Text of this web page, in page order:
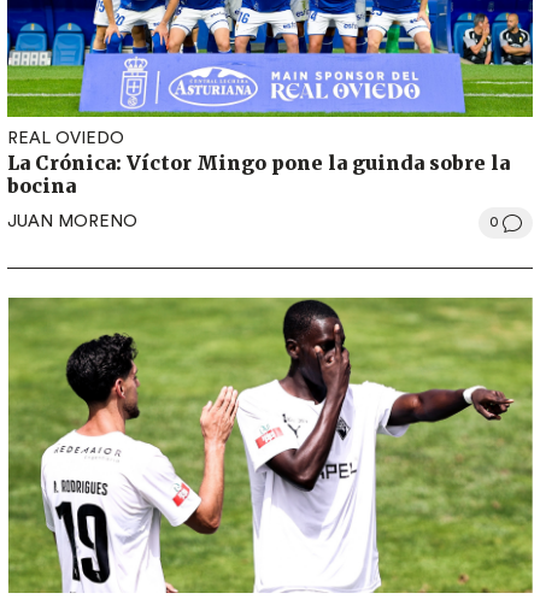
REAL OVIEDO
La Crónica: Víctor Mingo pone la guinda sobre la
bocina
JUAN MORENO 0